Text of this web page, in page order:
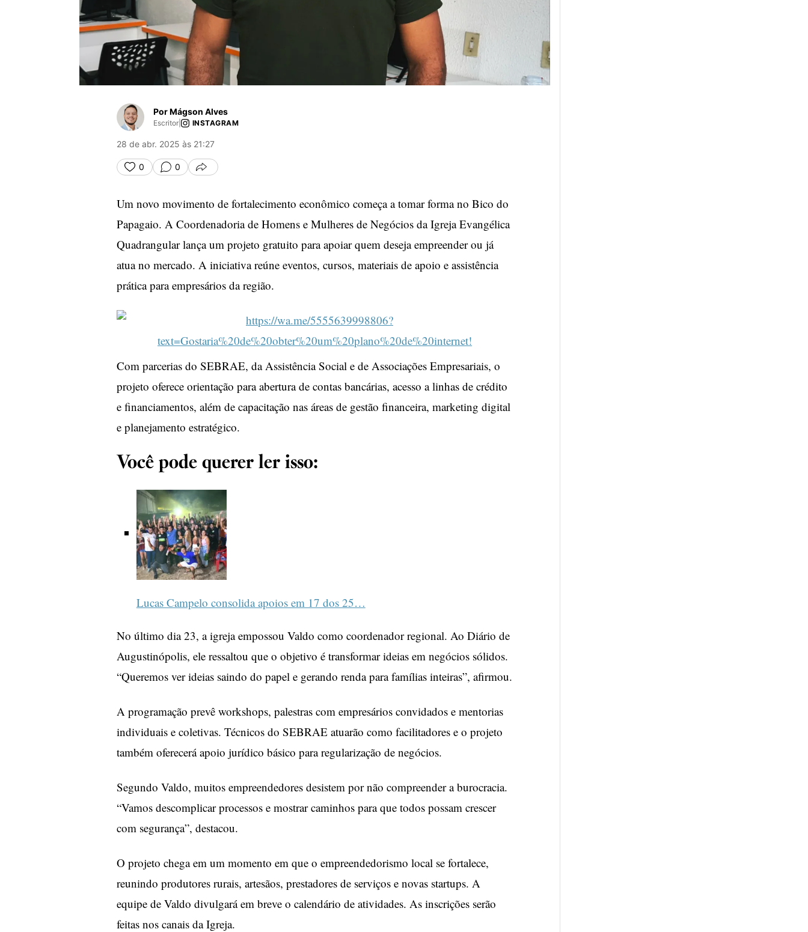
Por Mágson Alves
Escritor| INSTAGRAM
28 de abr. 2025 às 21:27
0 0 COMPARTILHAR
Um novo movimento de fortalecimento econômico começa a tomar forma no Bico do
Papagaio. A Coordenadoria de Homens e Mulheres de Negócios da Igreja Evangélica
Quadrangular lança um projeto gratuito para apoiar quem deseja empreender ou já
atua no mercado. A iniciativa reúne eventos, cursos, materiais de apoio e assistência
prática para empresários da região.
Com parcerias do SEBRAE, da Assistência Social e de Associações Empresariais, o
projeto oferece orientação para abertura de contas bancárias, acesso a linhas de crédito
e financiamentos, além de capacitação nas áreas de gestão financeira, marketing digital
e planejamento estratégico.
Você pode querer ler isso:
Lucas Campelo consolida apoios em 17 dos 25…
No último dia 23, a igreja empossou Valdo como coordenador regional. Ao Diário de
Augustinópolis, ele ressaltou que o objetivo é transformar ideias em negócios sólidos.
“Queremos ver ideias saindo do papel e gerando renda para famílias inteiras”, afirmou.
A programação prevê workshops, palestras com empresários convidados e mentorias
individuais e coletivas. Técnicos do SEBRAE atuarão como facilitadores e o projeto
também oferecerá apoio jurídico básico para regularização de negócios.
Segundo Valdo, muitos empreendedores desistem por não compreender a burocracia.
“Vamos descomplicar processos e mostrar caminhos para que todos possam crescer
com segurança”, destacou.
O projeto chega em um momento em que o empreendedorismo local se fortalece,
reunindo produtores rurais, artesãos, prestadores de serviços e novas startups. A
equipe de Valdo divulgará em breve o calendário de atividades. As inscrições serão
feitas nos canais da Igreja.